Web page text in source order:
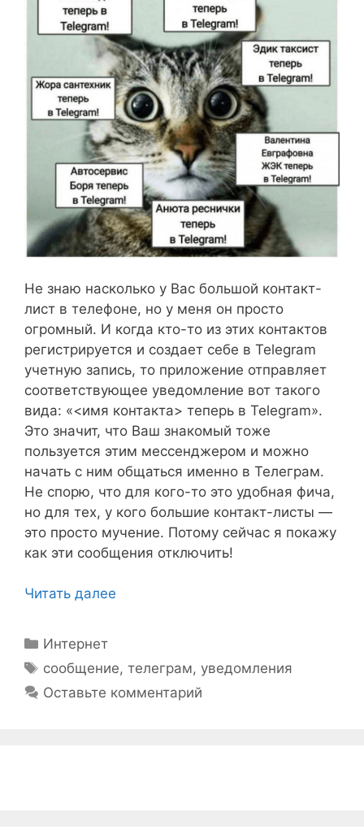
Не знаю насколько у Вас большой контакт-
лист в телефоне, но у меня он просто
огромный. И когда кто-то из этих контактов
регистрируется и создает себе в Telegram
учетную запись, то приложение отправляет
соответствующее уведомление вот такого
вида: «<имя контакта> теперь в Telegram».
Это значит, что Ваш знакомый тоже
пользуется этим мессенджером и можно
начать с ним общаться именно в Телеграм.
Не спорю, что для кого-то это удобная фича,
но для тех, у кого большие контакт-листы —
это просто мучение. Потому сейчас я покажу
как эти сообщения отключить!
Читать далее
Рубрики
Интернет
Метки
сообщение,телеграм, уведомления
Оставьте комментарий